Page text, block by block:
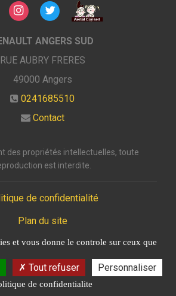
et vous donne le controle sur ceux que
Tout refuser Personnaliser
de confidentialite
ANGERS SUD
RUE AUBRY FRERES
49000 Angers
0241685510
Contact
des propriétés intellectuelles, toute
est interdite.
de confidentialité
Plan du site
Mentions légales